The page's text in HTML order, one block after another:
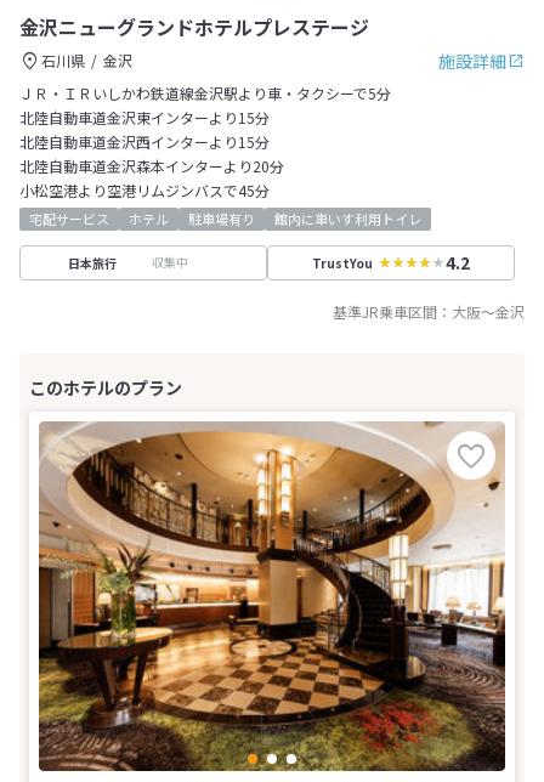
金沢ニューグランドホテルプレステージ
施設詳細
石川県
金沢
ＪＲ・ＩＲいしかわ鉄道線金沢駅より車・タクシーで5分
北陸自動車道金沢東インターより15分
北陸自動車道金沢西インターより15分
北陸自動車道金沢森本インターより20分
小松空港より空港リムジンバスで45分
宅配サービス ホテル 駐車場有り 館内に車いす利用トイレ
日本旅行 収集中 TrustYou 4.2
基準JR乗車区間： 大阪～金沢